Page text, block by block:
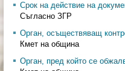
Срок на действие на
Съгласно ЗГР
Орган, осъществяващ
Кмет на община
Орган, пред който се